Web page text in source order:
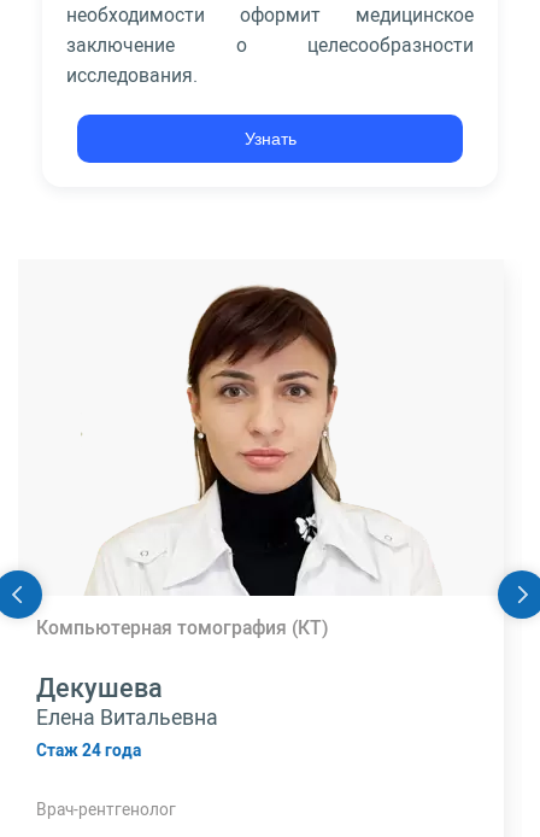
необходимости оформит медицинское
заключение о целесообразности
исследования.
Узнать
Компьютерная томография (КТ)
Декушева
Елена Витальевна
Стаж 24 года
Врач-рентгенолог